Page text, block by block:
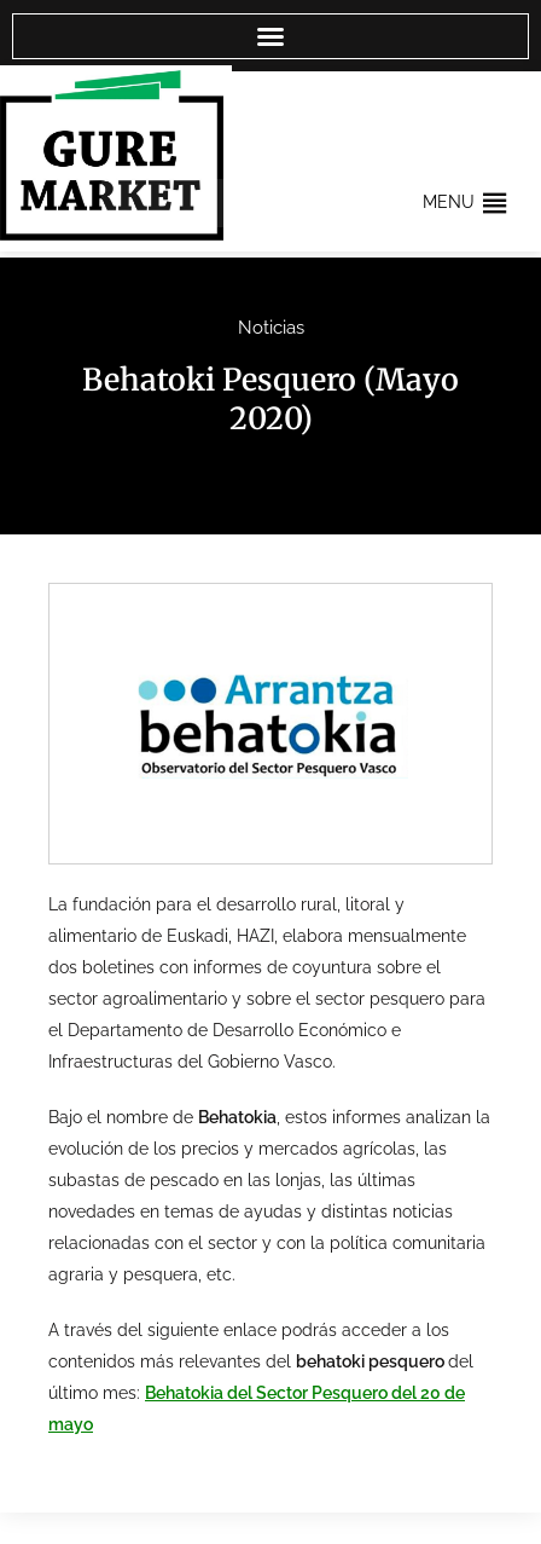
MENU
Noticias
Behatoki Pesquero (Mayo
2020)
La fundación para el desarrollo rural, litoral y
alimentario de Euskadi, HAZI, elabora mensualmente
dos boletines con informes de coyuntura sobre el
sector agroalimentario y sobre el sector pesquero para
el Departamento de Desarrollo Económico e
Infraestructuras del Gobierno Vasco.
Bajo el nombre de Behatokia, estos informes analizan la
evolución de los precios y mercados agrícolas, las
subastas de pescado en las lonjas, las últimas
novedades en temas de ayudas y distintas noticias
relacionadas con el sector y con la política comunitaria
agraria y pesquera, etc.
A través del siguiente enlace podrás acceder a los
contenidos más relevantes del behatoki pesquerodel
último mes: Behatokia del Sector Pesquero del 20 de
mayo